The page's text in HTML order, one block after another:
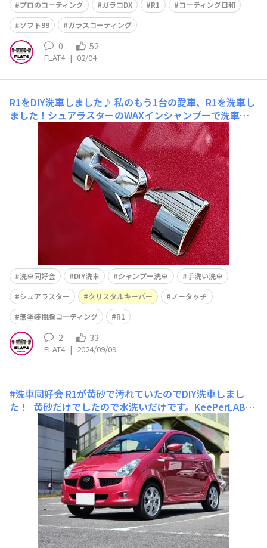
プロのコーティング ガラコDX R1
コーティング日和
ソフト99
ガラスコーティング
0 52
FLAT4 | 02/04
R1をDIY洗車しました♪ 私のもう1台の愛車、R1を洗車し
ました！シュアラスターのWAXインシャンプーで洗車！
拭き上げたあと、フクピカGen5で仕上げました！クリス
タルキーパーコーティングしてあるので、艶が違いますね
♪無塗装樹脂コーティングも行いました。タイヤはノータ
ッチで黒々に！週末はオフ会に遠征なので、準備万端で
洗車同好会 DIY洗車 シャンプー洗車
手洗い洗車
シュアラスター
クリスタルキーパー
ノータッチ
無塗装樹脂コーティング
R1
2 33
FLAT4 | 2024/09/09
#洗車同好会 R1が黄砂で汚れていたのでDIY洗車しまし
た！ 黄砂だけでしたので水洗いだけです。KeePerLABO
でクリスタルキーパーコーティングしてあるので、ピカピ
カ✨です！